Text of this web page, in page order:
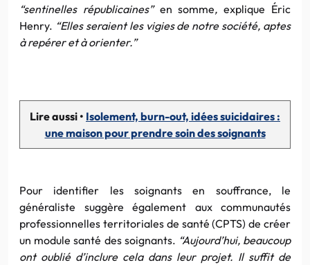
“sentinelles républicaines” en somme,explique Éric
Henry. “Elles seraient les vigies de notre société, aptes
à repérer et à orienter.”
Lire aussi • Isolement, burn-out, idées suicidaires :
une maison pour prendre soin des soignants
Pour identifier les soignants en souffrance, le
généraliste suggère également aux communautés
professionnelles territoriales de santé (CPTS) de créer
un module santé des soignants. “Aujourd’hui, beaucoup
ont oublié d’inclure cela dans leur projet. Il suffit de